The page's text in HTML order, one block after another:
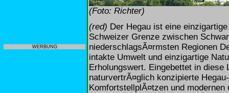
WERBUNG
(Foto: Richter)
(red) Der Hegau ist eine
Schweizer Grenze zwischen
niederschlagsÃ¤rmsten Regionen
intakte Umwelt und einzigartige
Erholungswert. Eingebettet in diese
naturvertrÃ¤glich konzipierte
KomfortstellplÃ¤tzen und